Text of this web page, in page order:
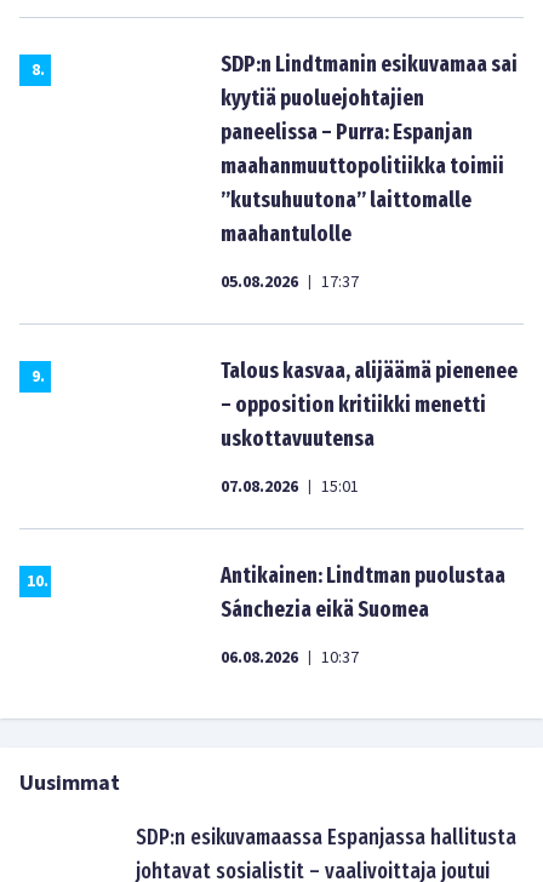
8.
SDP:n Lindtmanin esikuvamaa sai
kyytiä puoluejohtajien
paneelissa – Purra: Espanjan
maahanmuuttopolitiikka toimii
”kutsuhuutona” laittomalle
maahantulolle
05.08.2026 | 17:37
9.
Talous kasvaa, alijäämä pienenee
– opposition kritiikki menetti
uskottavuutensa
07.08.2026 | 15:01
10.
Antikainen: Lindtman puolustaa
Sánchezia eikä Suomea
06.08.2026 | 10:37
Uusimmat
SDP:n esikuvamaassa Espanjassa hallitusta
johtavat sosialistit – vaalivoittaja joutui